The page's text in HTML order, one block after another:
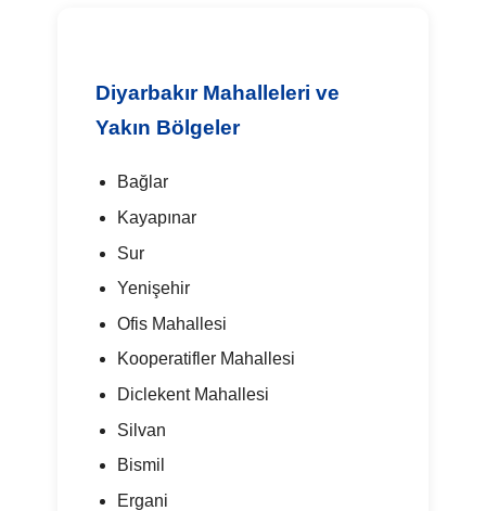
Diyarbakır Mahalleleri ve
Yakın Bölgeler
Bağlar
Kayapınar
Sur
Yenişehir
Ofis Mahallesi
Kooperatifler Mahallesi
Diclekent Mahallesi
Silvan
Bismil
Ergani